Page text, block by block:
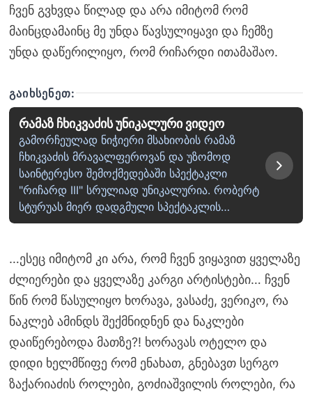
ჩვენ გვხვდა წილად და არა იმიტომ რომ
მაინცდამაინც მე უნდა წავსულიყავი და ჩემზე
უნდა დაწერილიყო, რომ რიჩარდი ითამაშაო.
ᲒᲐᲘᲮᲡᲔᲜᲔᲗ:
რამაზ ჩხიკვაძის უნიკალური ვიდეო
გამორჩეულად ნიჭიერი მსახიობის რამაზ
ჩხიკვაძის მრავალფეროვან და უზომოდ
საინტერესო შემოქმედებაში სპექტაკლი
"რიჩარდ III" სრულიად უნიკალურია. რობერტ
სტურუას მიერ დადგმული სპექტაკლის…
…ესეც იმიტომ კი არა, რომ ჩვენ ვიყავით ყველაზე
ძლიერები და ყველაზე კარგი არტისტები… ჩვენ
წინ რომ წასულიყო ხორავა, ვასაძე, ვერიკო, რა
ნაკლებ ამინდს შექმნიდნენ და ნაკლები
დაიწერებოდა მათზე?! ხორავას ოტელო და
დიდი ხელმწიფე რომ ენახათ, გნებავთ სერგო
ზაქარიაძის როლები, გოძიაშვილის როლები, რა